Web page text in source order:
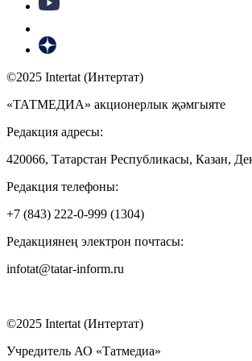
©2025 Intertat (Интертат)
«ТАТМЕДИА» акционерлык җәмгыяте
Редакция адресы:
420066, Татарстан Республикасы, Казан,
Редакция телефоны:
+7 (843) 222-0-999 (1304)
Редакциянең электрон почтасы:
infotat@tatar-inform.ru
©2025 Intertat (Интертат)
Учредитель АО «Татмедиа»